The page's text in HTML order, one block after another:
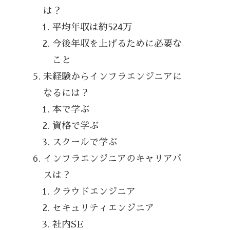
は？
平均年収は約524万
今後年収を上げるために必要な
こと
未経験からインフラエンジニアに
なるには？
本で学ぶ
資格で学ぶ
スクールで学ぶ
インフラエンジニアのキャリアパ
スは？
クラウドエンジニア
セキュリティエンジニア
社内SE